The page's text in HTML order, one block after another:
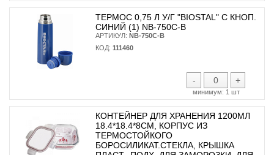
ТЕРМОС 0,75 Л У/Г "BIOSTAL" С КНОП.
СИНИЙ (1) NB-750С-B
АРТИКУЛ: NB-750С-B
КОД: 111460
- +
минимум: 1 шт
КОНТЕЙНЕР ДЛЯ ХРАНЕНИЯ 1200МЛ
18.4*18.4*8СМ, КОРПУС ИЗ
ТЕРМОСТОЙКОГО
БОРОСИЛИКАТ.СТЕКЛА, КРЫШКА